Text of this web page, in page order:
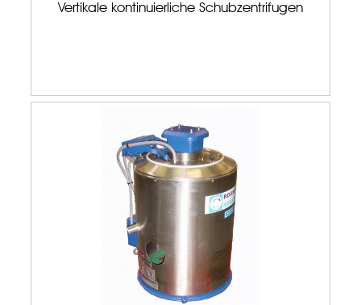
Vertikale kontinuierliche Schubzentrifugen